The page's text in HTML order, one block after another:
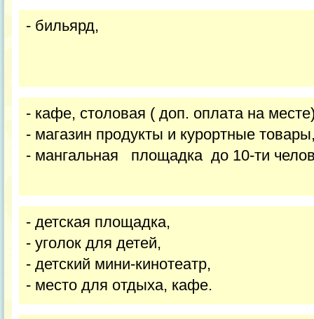
- бильярд,
- кафе, столовая ( доп. оплата на
- магазин продукты и курортные
- мангальная площадка до 10-ти
- детская площадка,
- уголок для детей,
- детский мини-кинотеатр,
- место для